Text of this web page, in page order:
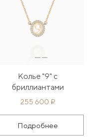
255 600 ₽
Колье "9" с
бриллиантами
Подробнее